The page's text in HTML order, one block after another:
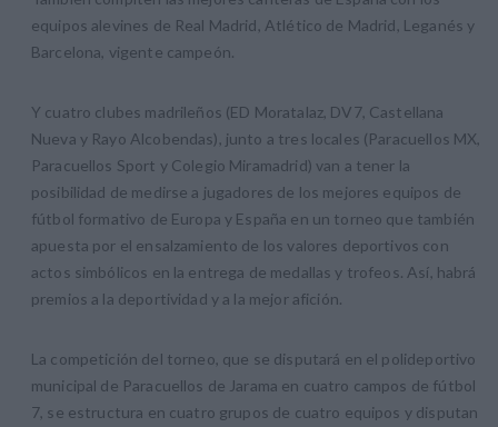
equipos alevines de Real Madrid, Atlético de Madrid, Leganés y
Barcelona, vigente campeón.
Y cuatro clubes madrileños (ED Moratalaz, DV7, Castellana
Nueva y Rayo Alcobendas), junto a tres locales (Paracuellos MX,
Paracuellos Sport y Colegio Miramadrid) van a tener la
posibilidad de medirse a jugadores de los mejores equipos de
fútbol formativo de Europa y España en un torneo que también
apuesta por el ensalzamiento de los valores deportivos con
actos simbólicos en la entrega de medallas y trofeos. Así, habrá
premios a la deportividad y a la mejor afición.
La competición del torneo, que se disputará en el polideportivo
municipal de Paracuellos de Jarama en cuatro campos de fútbol
7, se estructura en cuatro grupos de cuatro equipos y disputan